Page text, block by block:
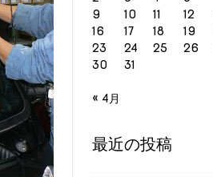
9
10 11 12
16
17 18 19
23
24 25 26
30
31
« 4月
最近の投稿